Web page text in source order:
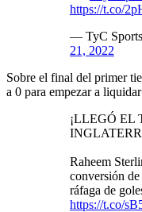
https://t.co/
— TyC
21, 2022
Sobre el final del primer
a 0 para empezar a
¡LLEGÓ EL
Raheem
conversión
ráfaga de
https://t.co/